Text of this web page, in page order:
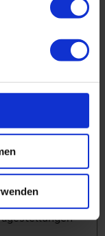
an RLT-
in